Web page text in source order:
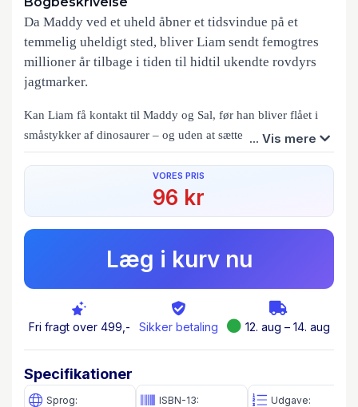
Da Maddy ved et uheld åbner et tidsvindue på et
temmelig uheldigt sted, bliver Liam sendt femogtres
millioner år tilbage i tiden til hidtil ukendte rovdyrs
jagtmarker.
Kan Liam få kontakt til Maddy og Sal, før han bliver flået i
småstykker af dinosaurer – og uden at sætte historien så
meget på spil, at verden bliver overtaget af en skræmmende
... Vis mere
VORES PRIS
96 kr
Læg i kurv nu
Fri fragt over 499,- Sikker betaling 12. aug – 14. aug
Specifikationer
Sprog:
ISBN-13:
Udgave: